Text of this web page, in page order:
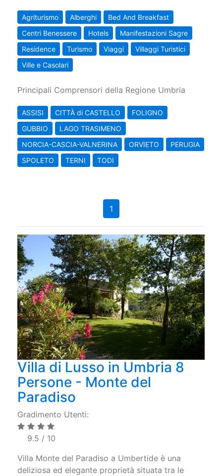
Agriturismo Alberghi
Bed And Breakfast
Centri Benessere
Hotels
Manifestazioni Sagre
Residence
Turismo Viaggi
Villaggi Turistici
Ville e Casolari
Principali Comprensori della Regione Umbria
ASSISI CITTÀ di CASTELLO
FOLIGNO
GUBBIO
LAGO TRASIMENO
NORCIA-CASCIA-VALNERINA
ORVIETO
PERUGIA
SPOLETO
TERNI TODI
1
Villa di Lusso in Umbria 8
Persone - Monte del
Paradiso
Gradimento Utenti:
9.5 / 10
Villa Monte del Paradiso a Umbertide è una
deliziosa ed elegante proprietà situata tra le